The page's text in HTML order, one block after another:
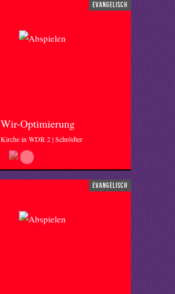
evangelisch
Wir-Optimierung
Kirche in WDR 2 | Schrödter
evangelisch